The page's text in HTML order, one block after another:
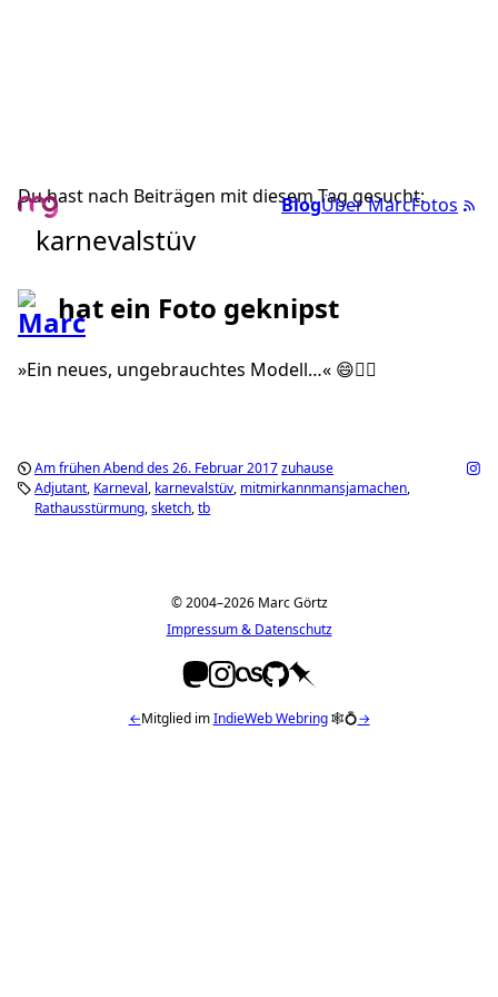
BlogÜber MarcFotos
Du hast nach Beiträgen mit diesem Tag gesucht:
karnevalstüv
hat ein Foto geknipst
»Ein neues, ungebrauchtes Modell…« 😄✌🏼
Am frühen Abend des 26. Februar 2017zuhause
Adjutant Karneval karnevalstüv mitmirkannmansjamachen
Rathausstürmung sketch tb
© 2004–2026 Marc Görtz
Impressum & Datenschutz
←Mitglied imIndieWeb Webring🕸💍→